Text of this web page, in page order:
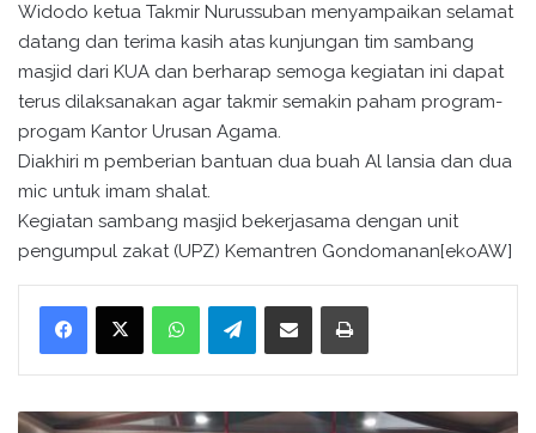
Widodo ketua Takmir Nurussuban menyampaikan selamat
datang dan terima kasih atas kunjungan tim sambang
masjid dari KUA dan berharap semoga kegiatan ini dapat
terus dilaksanakan agar takmir semakin paham program-
progam Kantor Urusan Agama.
Diakhiri m pemberian bantuan dua buah Al lansia dan dua
mic untuk imam shalat.
Kegiatan sambang masjid bekerjasama dengan unit
pengumpul zakat (UPZ) Kemantren Gondomanan[ekoAW]
WhatsApp Telegram
S